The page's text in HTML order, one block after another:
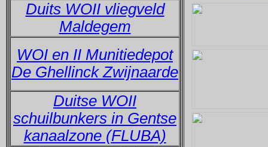
Duits WOII vliegveld
Maldegem
WOI en II Munitiedepot
De Ghellinck Zwijnaarde
Duitse WOII
schuilbunkers in Gentse
kanaalzone (FLUBA)